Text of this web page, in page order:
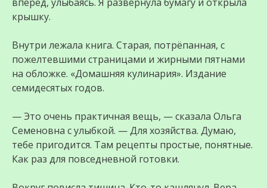
крышку.
Внутри лежала книга. Старая, потрёпанная, с
пожелтевшими страницами и жирными пятнами
на обложке. «Домашняя кулинария». Издание
семидесятых годов.
— Это очень практичная вещь, — сказала Ольга
Семеновна с улыбкой. — Для хозяйства. Думаю,
тебе пригодится. Там рецепты простые, понятные.
Как раз для повседневной готовки.